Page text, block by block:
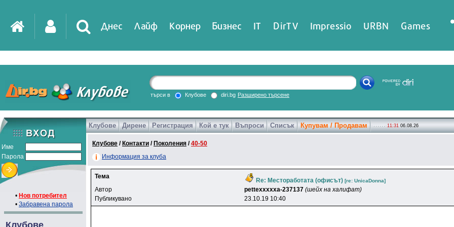
Днес Лайф Корнер Бизнес IT DirTV Impressio URBN Games
търси в Клубове diri.bg Разширено търсене
Име
Парола
• Нов потребител
• Забравена парола
Клубове
Клубове Дирене Регистрация Кой е тук Въпроси Списък Купувам / Продавам 11:31 06.08.26
Клубове / Контакти / Поколения /40-50
Информация за клуба
Тема
Re: Местоработата (офисът) [re: UnicaDonna]
Автор pettexxxxxa-237137 (шейх на халифат)
Публикувано
23.10.19 10:40